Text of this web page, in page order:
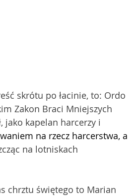
skrótu po łacinie, to: Ordo
Zakon Braci Mniejszych
jako kapelan harcerzy i
na rzecz harcerstwa, a
na lotniskach
chrztu świętego to Marian